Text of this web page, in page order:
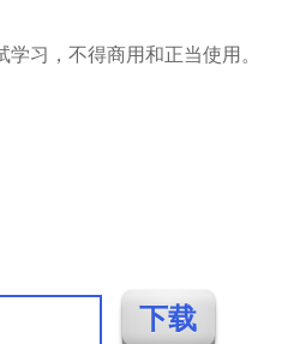
习，不得商用和正当使用。